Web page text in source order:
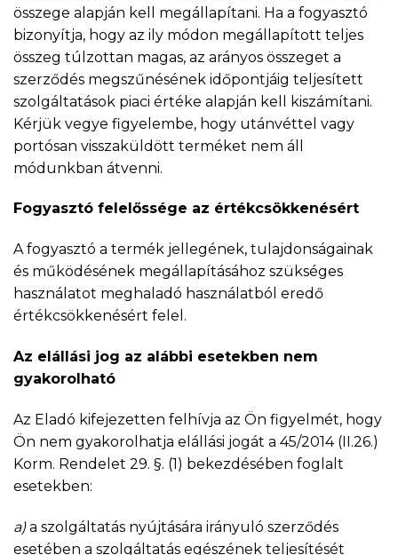
összege alapján kell megállapítani. Ha a fogyasztó
bizonyítja, hogy az ily módon megállapított teljes
összeg túlzottan magas, az arányos összeget a
szerződés megszűnésének időpontjáig teljesített
szolgáltatások piaci értéke alapján kell kiszámítani.
Kérjük vegye figyelembe, hogy utánvéttel vagy
portósan visszaküldött terméket nem áll
módunkban átvenni.
Fogyasztó felelőssége az értékcsökkenésért
A fogyasztó a termék jellegének, tulajdonságainak
és működésének megállapításához szükséges
használatot meghaladó használatból eredő
értékcsökkenésért felel.
Az elállási jog az alábbi esetekben nem
gyakorolható
Az Eladó kifejezetten felhívja az Ön figyelmét, hogy
Ön nem gyakorolhatja elállási jogát a 45/2014 (II.26.)
Korm. Rendelet 29. §. (1) bekezdésében foglalt
esetekben:
a)a szolgáltatás nyújtására irányuló szerződés
esetében a szolgáltatás egészének teljesítését